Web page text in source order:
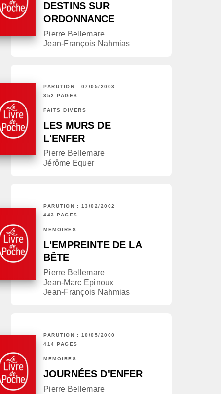
DESTINS SUR
ORDONNANCE
Pierre Bellemare
Jean-François Nahmias
PARUTION : 07/05/2003
352 PAGES
FAITS DIVERS
LES MURS DE
L'ENFER
Pierre Bellemare
Jérôme Equer
PARUTION : 13/02/2002
443 PAGES
MÉMOIRES
L'EMPREINTE DE LA
BÊTE
Pierre Bellemare
Jean-Marc Epinoux
Jean-François Nahmias
PARUTION : 10/05/2000
414 PAGES
MÉMOIRES
JOURNÉES D'ENFER
Pierre Bellemare